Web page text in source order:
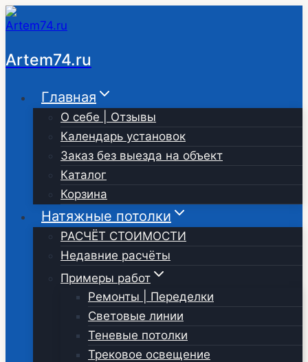
Перейти
к
содержимому
Artem74.ru
Главная
О себе | Отзывы
Календарь установок
Заказ без выезда на объект
Каталог
Корзина
Натяжные потолки
РАСЧЁТ СТОИМОСТИ
Недавние расчёты
Примеры работ
Ремонты | Переделки
Световые линии
Теневые потолки
Трековое освещение